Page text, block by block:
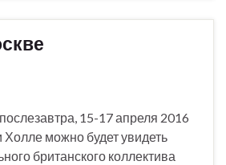
15-17 апреля 2016
Холле можно будет увидеть
британского коллектива